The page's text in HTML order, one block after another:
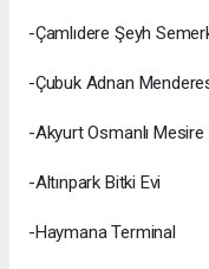
-Çamlıdere Şeyh
-Çubuk Adnan
-Akyurt Osmanlı Mesire
-Altınpark Bitki Evi
-Haymana Terminal